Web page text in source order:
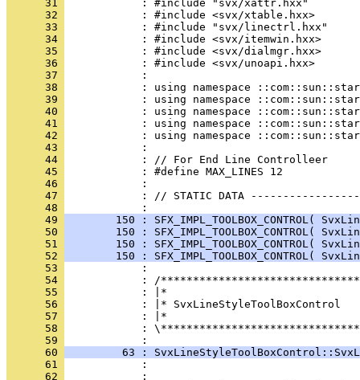
      31
      32
      33
      34
      35
      36
      37
      38
      39
      40
      41
      42
      43
      44
      45
      46
      47
: // STATIC DATA
      48
            :
      49
150 : SFX_IMPL_TOOLBOX_CONTROL(
      50
150 : SFX_IMPL_TOOLBOX_CONTROL(
      51
150 : SFX_IMPL_TOOLBOX_CONTROL(
      52
150 : SFX_IMPL_TOOLBOX_CONTROL(
      53
      54
      55
      56
      57
      58
:
      59
      60
63 :
      61
      62